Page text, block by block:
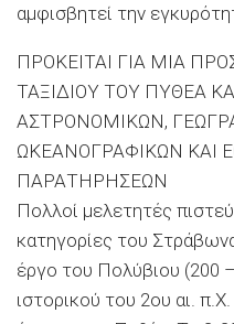
αμφισβητεί την
ΠΡΟΚΕΙΤΑΙ ΓΙΑ ΜΙΑ
ΤΑΞΙΔΙΟΥ ΤΟΥ ΠΥΘΕΑ
ΑΣΤΡΟΝΟΜΙΚΩΝ,
ΩΚΕΑΝΟΓΡΑΦΙΚΩΝ ΚΑΙ
ΠΑΡΑΤΗΡΗΣΕΩΝ
Πολλοί μελετητές
κατηγορίες του
έργο του Πολύβιου (200
ιστορικού του 2ου αι.